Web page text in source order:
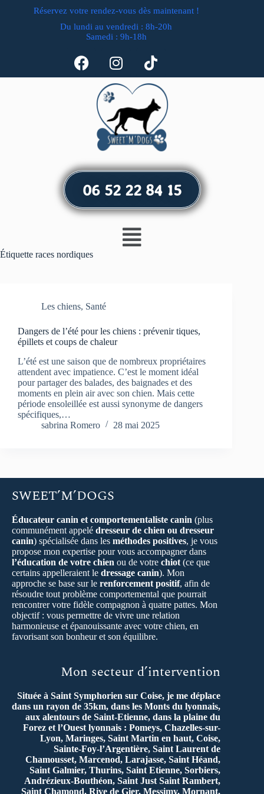
Réservez votre rendez-vous dès maintenant !
Du lundi au vendredi : 8h-20h
Samedi : 9h-18h
06 52 22 84 15
Étiquette races nordiques
Les chiens, Santé
Dangers de l’été pour les chiens : prévenir tiques,
épillets et coups de chaleur
L’été est une saison que de nombreux propriétaires
attendent avec impatience. C’est le moment idéal
pour partager des balades, des baignades et des
moments en plein air avec son chien. Mais cette
période ensoleillée est aussi synonyme de dangers
spécifiques,…
sabrina Romero
28 mai 2025
SWEET’M’DOGS
Éducateur canin et comportementaliste canin (plus
communément appelé dresseur de chien ou dresseur
canin) spécialisée dans les méthodes positives, je vous
propose mon expertise pour vous accompagner dans
l’éducation de votre chien ou de votre chiot (ce que
certains appelleraient le dressage canin). Mon
approche se base sur le renforcement positif, afin de
résoudre tout problème comportemental que pourrait
rencontrer votre fidèle compagnon à quatre pattes. Mon
objectif : vous permettre de vivre une relation
harmonieuse et épanouissante avec votre chien, en
favorisant son bonheur et son équilibre.
Mon secteur d’intervention
Située à Saint Symphorien sur Coise, je me déplace
dans un rayon de 35km, dans les Monts du lyonnais,
aux alentours de Saint-Etienne, dans la plaine du
Forez et l’Ouest lyonnais : Pomeys, Chazelles-sur-
Lyon, Maringes, Saint Martin en haut, Coise,
Sainte-Foy-l’Argentière, Saint Laurent de
Chamousset, Marcenod, Larajasse, Saint Héand,
Saint Galmier, Thurins, Saint Etienne, Sorbiers,
Andrézieux-Bouthéon, Saint Just Saint Rambert,
Saint Chamond, Rive de Gier, Messimy, Mornant,